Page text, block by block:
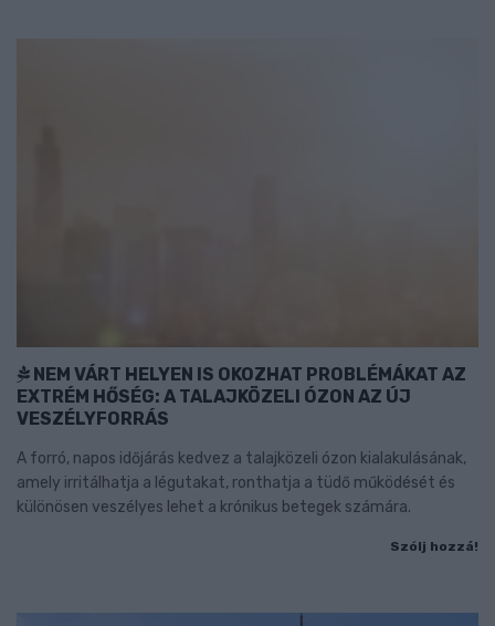
NEM VÁRT HELYEN IS OKOZHAT PROBLÉMÁKAT AZ
EXTRÉM HŐSÉG: A TALAJKÖZELI ÓZON AZ ÚJ
VESZÉLYFORRÁS
A forró, napos időjárás kedvez a talajközeli ózon kialakulásának,
amely irritálhatja a légutakat, ronthatja a tüdő működését és
különösen veszélyes lehet a krónikus betegek számára.
Szólj hozzá!